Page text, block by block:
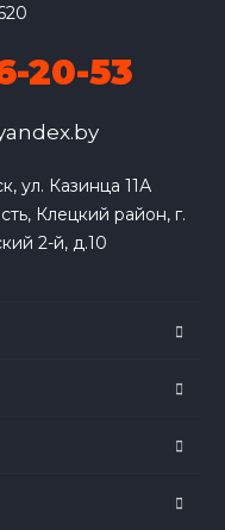
20-53
ул. Казинца 11А
Клецкий район, г.
2-й, д.10